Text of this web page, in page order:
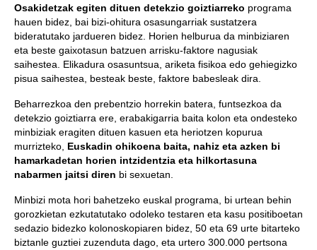
Osakidetzak egiten dituen detekzio goiztiarreko programa
hauen bidez, bai bizi-ohitura osasungarriak sustatzera
bideratutako jardueren bidez. Horien helburua da minbiziaren
eta beste gaixotasun batzuen arrisku-faktore nagusiak
saihestea. Elikadura osasuntsua, ariketa fisikoa edo gehiegizko
pisua saihestea, besteak beste, faktore babesleak dira.
Beharrezkoa den prebentzio horrekin batera, funtsezkoa da
detekzio goiztiarra ere, erabakigarria baita kolon eta ondesteko
minbiziak eragiten dituen kasuen eta heriotzen kopurua
murrizteko, Euskadin ohikoena baita, nahiz eta azken bi
hamarkadetan horien intzidentzia eta hilkortasuna
nabarmen jaitsi diren bi sexuetan.
Minbizi mota hori bahetzeko euskal programa, bi urtean behin
gorozkietan ezkutatutako odoleko testaren eta kasu positiboetan
sedazio bidezko kolonoskopiaren bidez, 50 eta 69 urte bitarteko
biztanle guztiei zuzenduta dago, eta urtero 300.000 pertsona